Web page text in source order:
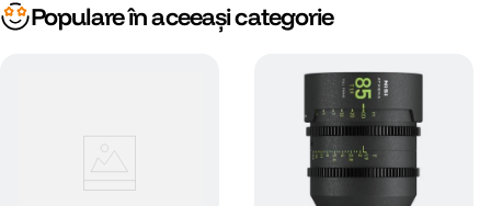
Populare în aceeași categorie